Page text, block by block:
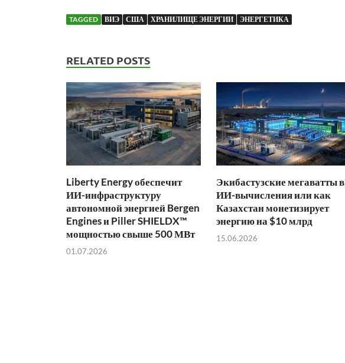
TAGGED ВИЭ США ХРАНИЛИЩЕ ЭНЕРГИИ ЭНЕРГЕТИКА
RELATED POSTS
Liberty Energy обеспечит
ИИ-инфраструктуру
автономной энергией Bergen
Engines и Piller SHIELDX™
мощностью свыше 500 МВт
01.07.2026
Экибастузские мегаватты в
ИИ-вычисления или как
Казахстан монетизирует
энергию на $10 млрд
15.06.2026